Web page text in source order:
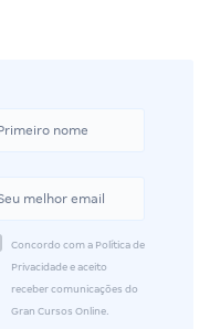
Concordo com a Política de
Privacidade e aceito
receber comunicações do
Gran Cursos Online.